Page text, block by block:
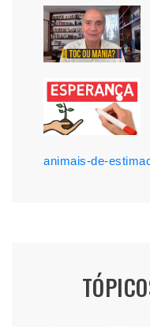
animais-de-